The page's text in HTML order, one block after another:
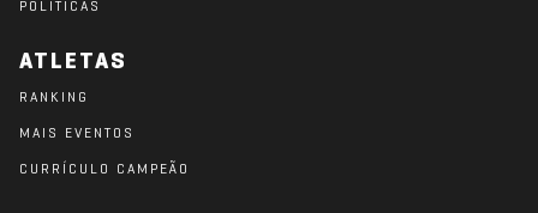
POLÍTICAS
ATLETAS
RANKING
MAIS EVENTOS
CURRÍCULO CAMPEÃO